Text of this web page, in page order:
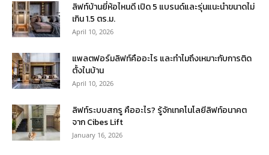
ลิฟท์บ้านยี่ห้อไหนดี เปิด 5 แบรนด์และรุ่นแนะนำขนาดไม่
เกิน 1.5 ตร.ม.
April 10, 2026
แพลตฟอร์มลิฟท์คืออะไร และทำไมถึงเหมาะกับการติด
ตั้งในบ้าน
April 10, 2026
ลิฟท์ระบบสกรู คืออะไร? รู้จักเทคโนโลยีลิฟท์อนาคต
จาก Cibes Lift
January 16, 2026